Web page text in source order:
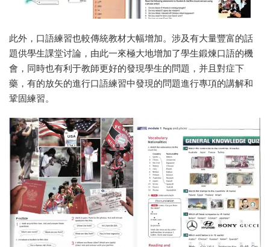
此外，口語練習也較傳統教材大幅增加。涉及有大量豐富的話
題供學生課堂讨論，由此一來極大地增加了學生鍛煉口語的機
會，同時也有利于教師更好的發現學生的問題，并且對症下
藥，有的放矢的進行口語練習中發現的問題進行專項的講解和
鞏固練習。